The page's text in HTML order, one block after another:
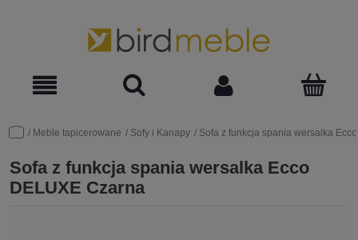
Meble tapicerowane Sofy i Kanapy Sofa z funkcja spania wersalka
Sofa z funkcja spania wersalka Ecco
DELUXE Czarna